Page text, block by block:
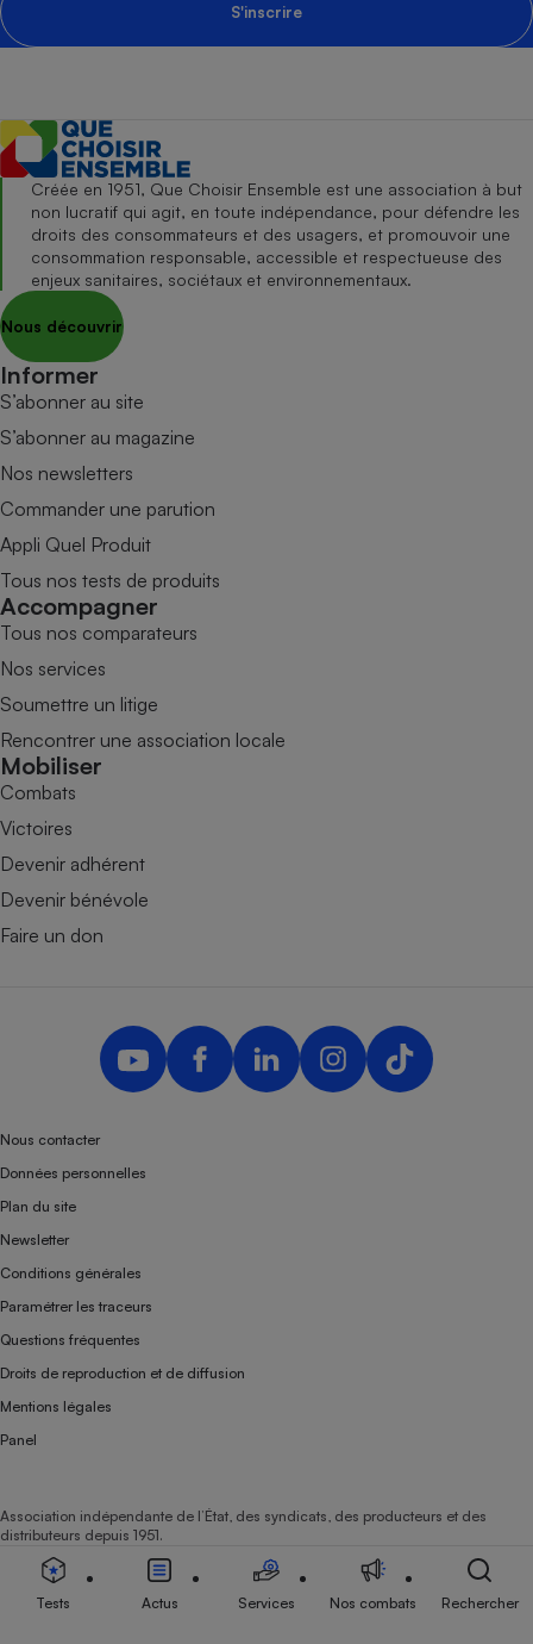
S'inscrire
Créée en 1951, Que Choisir Ensemble est une association à but
non lucratif qui agit, en toute indépendance, pour défendre les
droits des consommateurs et des usagers, et promouvoir une
consommation responsable, accessible et respectueuse des
enjeux sanitaires, sociétaux et environnementaux.
Nous découvrir
Informer
S’abonner au site
S’abonner au magazine
Nos newsletters
Commander une parution
Appli Quel Produit
Tous nos tests de produits
Accompagner
Tous nos comparateurs
Nos services
Soumettre un litige
Rencontrer une association locale
Mobiliser
Combats
Victoires
Devenir adhérent
Devenir bénévole
Faire un don
Nous contacter
Données personnelles
Plan du site
Newsletter
Conditions générales
Paramétrer les traceurs
Questions fréquentes
Droits de reproduction et de diffusion
Mentions légales
Panel
Association indépendante de l’État, des syndicats, des producteurs et des
distributeurs depuis 1951.
Tests Actus Services Nos combats Rechercher